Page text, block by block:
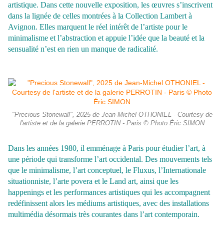
artistique. Dans cette nouvelle exposition, les œuvres s’inscrivent
dans la lignée de celles montrées à la Collection Lambert à
Avignon. Elles marquent le réel intérêt de l’artiste pour le
minimalisme et l’abstraction et appuie l’idée que la beauté et la
sensualité n’est en rien un manque de radicalité.
"Precious Stonewall", 2025 de Jean-Michel OTHONIEL - Courtesy de
l'artiste et de la galerie PERROTIN - Paris © Photo Éric SIMON
Dans les années 1980, il emménage à Paris pour étudier l’art, à
une période qui transforme l’art occidental. Des mouvements tels
que le minimalisme, l’art conceptuel, le Fluxus, l’Internationale
situationniste, l’arte povera et le Land art, ainsi que les
happenings et les performances artistiques qui les accompagnent
redéfinissent alors les médiums artistiques, avec des installations
multimédia désormais très courantes dans l’art contemporain.